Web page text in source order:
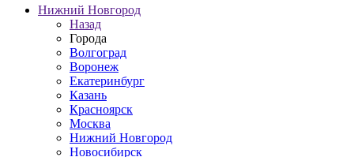
Нижний Новгород
Назад
Города
Волгоград
Воронеж
Екатеринбург
Казань
Красноярск
Москва
Нижний Новгород
Новосибирск